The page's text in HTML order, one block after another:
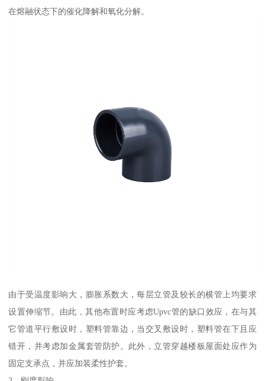
在熔融状态下的催化降解和氧化分解。
由于受温度影响大，膨胀系数大，每层立管及较长的横管上均要求
设置伸缩节。由此，其他布置时应考虑Upvc管的缺口效应，在与其
它管道平行敷设时，塑料管靠边，当交叉敷设时，塑料管在下且应
错开，并考虑加金属套管防护。此外，立管穿越楼板屋面处应作为
固定支承点，并应加装柔性护套。